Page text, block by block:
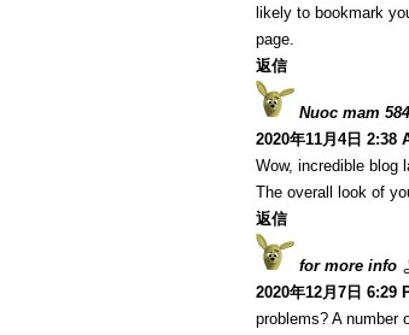
likely to bookmark
page.
返信
Nuoc mam
2020年11月4日 2:38
Wow, incredible blog
The overall look of
返信
for more info
2020年12月7日 6:29
problems? A number